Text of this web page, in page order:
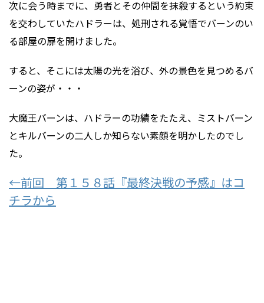
次に会う時までに、勇者とその仲間を抹殺するという約束
を交わしていたハドラーは、処刑される覚悟でバーンのい
る部屋の扉を開けました。
すると、そこには太陽の光を浴び、外の景色を見つめるバ
ーンの姿が・・・
大魔王バーンは、ハドラーの功績をたたえ、ミストバーン
とキルバーンの二人しか知らない素顔を明かしたのでし
た。
←前回 第１５８話『最終決戦の予感』はコ
チラから